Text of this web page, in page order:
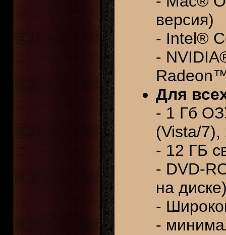
версия)
- Intel®
-
Для
- 1 Гб
(Vista/
- 12 ГБ
- DVD-
на
-
-